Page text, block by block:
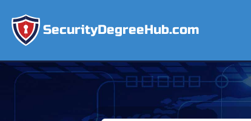
SecurityDegreeHub.com